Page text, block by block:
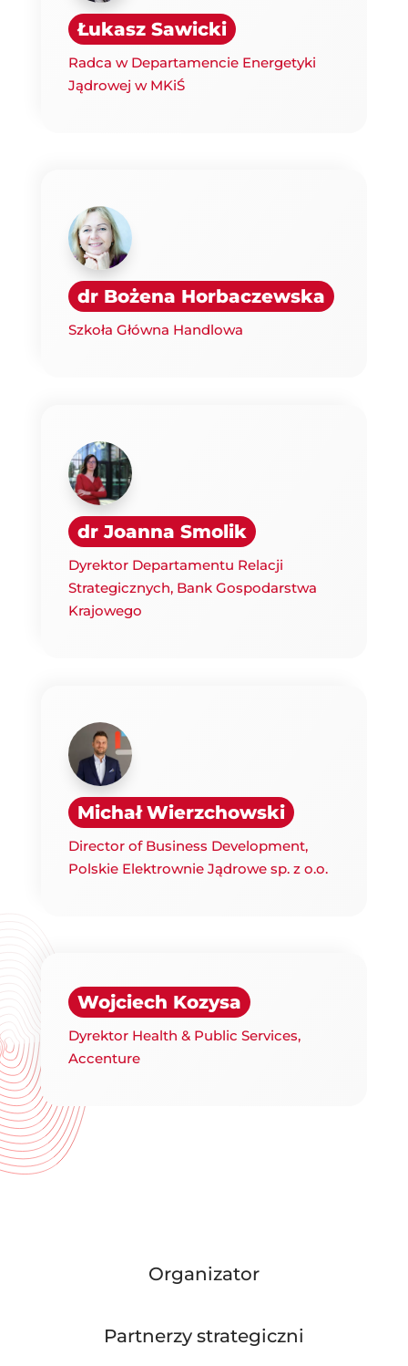
Łukasz Sawicki
Radca w Departamencie Energetyki
Jądrowej w MKiŚ
dr Bożena Horbaczewska
Szkoła Główna Handlowa
dr Joanna Smolik
Dyrektor Departamentu Relacji
Strategicznych, Bank Gospodarstwa
Krajowego
Michał Wierzchowski
Director of Business Development,
Polskie Elektrownie Jądrowe sp. z o.o.
Wojciech Kozysa
Dyrektor Health & Public Services,
Accenture
Organizator
Partnerzy strategiczni